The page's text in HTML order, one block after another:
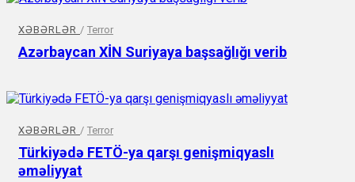
XƏBƏRLƏR / Terror
Azərbaycan XİN Suriyaya başsağlığı verib
XƏBƏRLƏR / Terror
Türkiyədə FETÖ-ya qarşı genişmiqyaslı
əməliyyat